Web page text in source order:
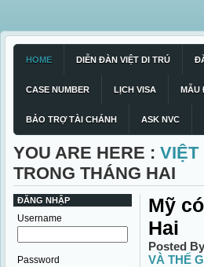
HOME DIỄN ĐÀN VIỆT DI TRÚ
CASE NUMBER LỊCH VISA MẪU
BẢO TRỢ TÀI CHÁNH ASK NVC
YOU ARE HERE : VIỆT
TRONG THÁNG HAI
ĐĂNG NHẬP
Username
Password
Mỹ
Hai
Posted
VÀ THẾ